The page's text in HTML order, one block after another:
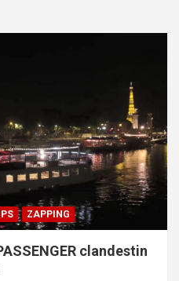
ZAPPING
clandestin